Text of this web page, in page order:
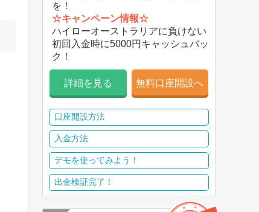
を！
☆キャンペーン情報☆
ハイローオーストラリアに負けない
初回入金時に5000円キャッシュバッ
ク！
詳細を見る 無料口座開設へ
口座開設方法
入金方法
デモを使ってみよう！
出金検証完了！